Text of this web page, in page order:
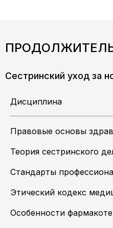
Сестринский уход за
Дисциплина
Правовые основы
Теория сестринского
Стандарты
Этический кодекс
Особенности